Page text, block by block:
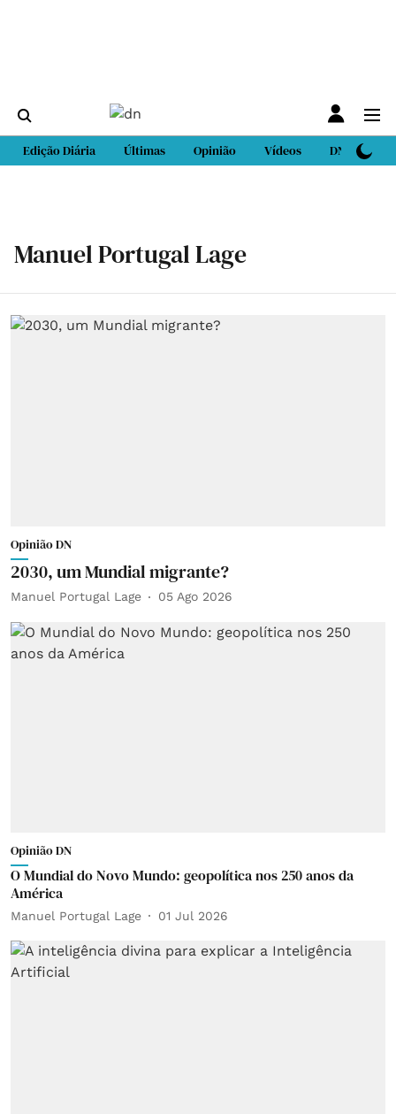
Edição Diária Últimas Opinião Vídeos DN Sport
Manuel Portugal Lage
Opinião DN
2030, um Mundial migrante?
Manuel Portugal Lage 05 Ago 2026
Opinião DN
O Mundial do Novo Mundo: geopolítica nos 250 anos da
América
Manuel Portugal Lage 01 Jul 2026